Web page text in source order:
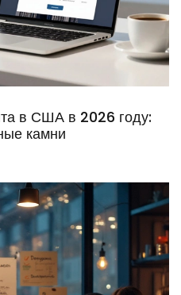
в США в 2026 году:
камни